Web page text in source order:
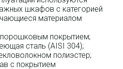
шкафов с категорией
материалом
порошковым покрытием;
сталь (AISI 304);
полиэстер;
с покрытием